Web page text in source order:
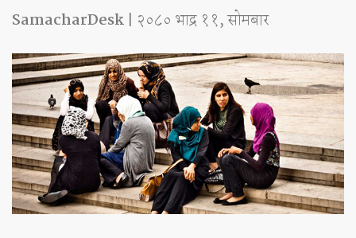
SamacharDesk | २०८० भाद्र ११, सोमबार